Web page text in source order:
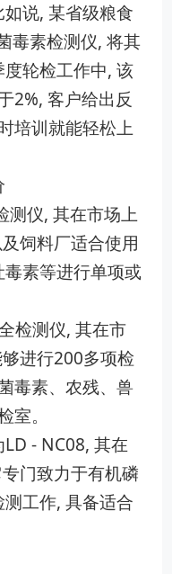
说, 某省级粮食
毒素检测仪, 将其​
轮检工作中,‌ 该
2%, 客户给出反
培训就能轻松上
测仪, 其在市场上
饲料厂适合使用
素等​进行单项或
检测仪, 其在市
进⁠行200多项检
毒素、农残、兽
。
- NC08,​ 其在
门致‌力于有机磷​
工作,‌ 具备适合